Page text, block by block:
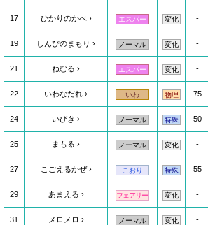
17 ひかりのかべ エスパー 変化 -
19 しんぴのまもり ノーマル 変化 -
21 ねむる エスパー 変化 -
22 いわなだれ いわ 物理 75
24 いびき ノーマル 特殊 50
25 まもる ノーマル 変化 -
27 こごえるかぜ こおり 特殊 55
29 あまえる フェアリー 変化 -
31 メロメロ ノーマル 変化 -